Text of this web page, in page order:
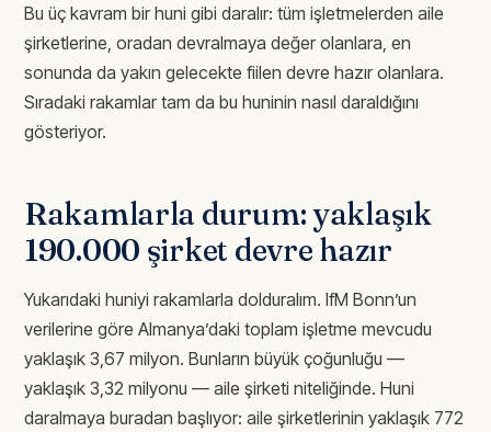
Bu üç kavram bir huni gibi daralır: tüm işletmelerden aile
şirketlerine, oradan devralmaya değer olanlara, en
sonunda da yakın gelecekte fiilen devre hazır olanlara.
Sıradaki rakamlar tam da bu huninin nasıl daraldığını
gösteriyor.
Rakamlarla durum: yaklaşık
190.000 şirket devre hazır
Yukarıdaki huniyi rakamlarla dolduralım. IfM Bonn’un
verilerine göre Almanya’daki toplam işletme mevcudu
yaklaşık 3,67 milyon. Bunların büyük çoğunluğu —
yaklaşık 3,32 milyonu — aile şirketi niteliğinde. Huni
daralmaya buradan başlıyor: aile şirketlerinin yaklaşık 772